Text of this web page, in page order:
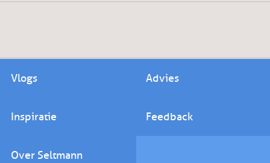
Vlogs Advies
Inspiratie Feedback
Over Seltmann